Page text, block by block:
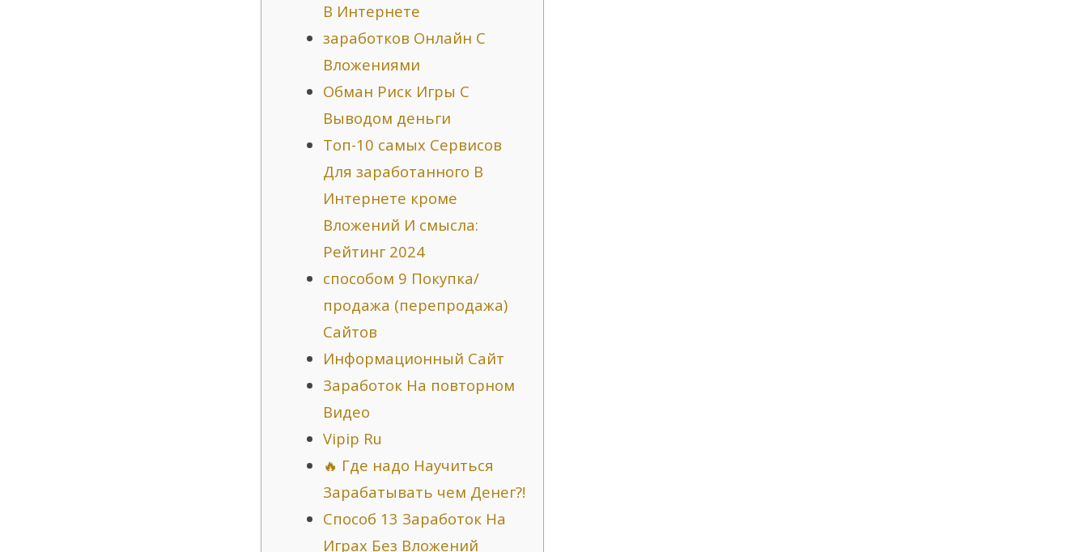
В Интернете
заработков Онлайн С
Вложениями
Обман Риск Игры С
Выводом деньги
Топ-10 самых Сервисов
Для заработанного В
Интернете кроме
Вложений И смысла:
Рейтинг 2024
способом 9 Покупка/
продажа (перепродажа)
Сайтов
Информационный Сайт
Заработок На повторном
Видео
Vipip Ru
🔥 Где надо Научиться
Зарабатывать чем Денег?!
Способ 13 Заработок На
Играх Без Вложений